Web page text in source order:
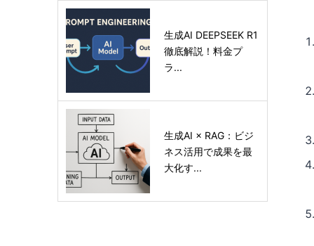
生成AI DEEPSEEK R1
徹底解説！料金プ
ラ...
生成AI × RAG：ビジ
ネス活用で成果を最
大化す...